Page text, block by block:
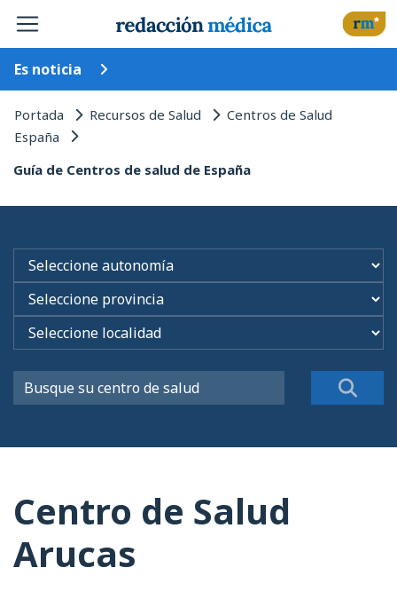
Es noticia
Portada Recursos de Salud Centros de Salud
España
Guía de Centros de salud de España
Centro de Salud
Arucas